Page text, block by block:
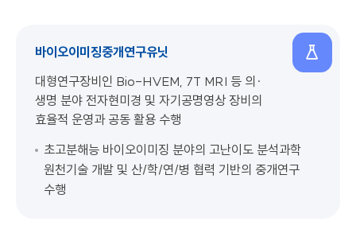
바이오이미징중개연구유닛
대형연구장비인 Bio-HVEM, 7T MRI 등 의·
생명 분야 전자현미경 및 자기공명영상 장비의
효율적 운영과 공동 활용 수행
초고분해능 바이오이미징 분야의 고난이도 분석과학
원천기술 개발 및 산/학/연/병 협력 기반의 중개연구
수행